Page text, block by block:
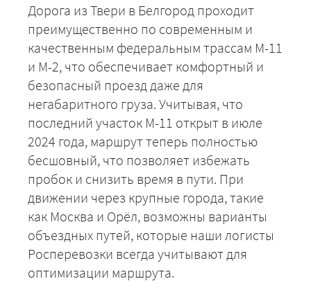
Дорога из Твери в Белгород проходит
преимущественно по современным и
качественным федеральным трассам М-11
и М-2, что обеспечивает комфортный и
безопасный проезд даже для
негабаритного груза. Учитывая, что
последний участок М-11 открыт в июле
2024 года, маршрут теперь полностью
бесшовный, что позволяет избежать
пробок и снизить время в пути. При
движении через крупные города, такие
как Москва и Орёл, возможны варианты
объездных путей, которые наши логисты
Росперевозки всегда учитывают для
оптимизации маршрута.